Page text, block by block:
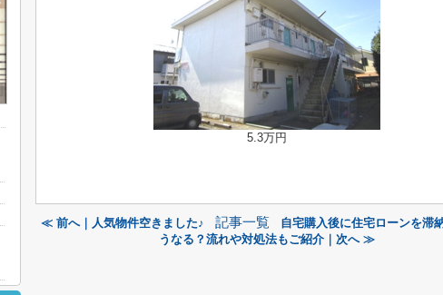
5.3万円
≪ 前へ｜人気物件空きました♪ 記事一覧
自宅購入後に住宅ローンを滞
うなる？流れや対処法もご紹介｜次へ ≫